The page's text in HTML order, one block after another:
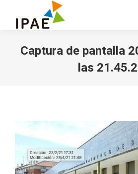
Captura de pantalla
las